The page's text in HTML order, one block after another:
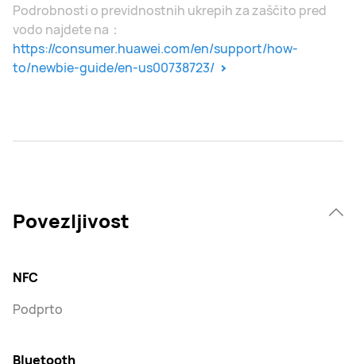
Podrobnosti o previdnostnih ukrepih za zaščito pred
vodo najdete na：
https://consumer.huawei.com/en/support/how-
to/newbie-guide/en-us00738723/
Povezljivost
NFC
Podprto
Bluetooth